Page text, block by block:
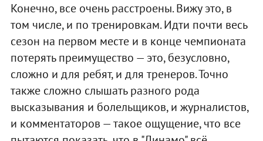
Конечно, все очень расстроены. Вижу это, в
том числе, и по тренировкам. Идти почти весь
сезон на первом месте и в конце чемпионата
потерять преимущество — это, безусловно,
сложно и для ребят, и для тренеров. Точно
также сложно слышать разного рода
высказывания и болельщиков, и журналистов,
и комментаторов — такое ощущение, что все